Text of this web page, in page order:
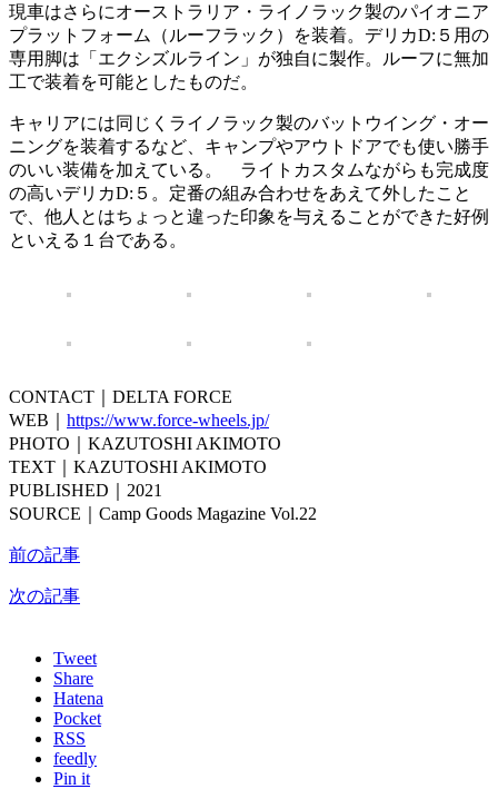
現車はさらにオーストラリア・ライノラック製のパイオニア
プラットフォーム（ルーフラック）を装着。デリカD:５用の
専用脚は「エクシズルライン」が独自に製作。ルーフに無加
工で装着を可能としたものだ。
キャリアには同じくライノラック製のバットウイング・オー
ニングを装着するなど、キャンプやアウトドアでも使い勝手
のいい装備を加えている。 ライトカスタムながらも完成度
の高いデリカD:５。定番の組み合わせをあえて外したこと
で、他人とはちょっと違った印象を与えることができた好例
といえる１台である。
CONTACT｜DELTA FORCE
WEB｜ https://www.force-wheels.jp/
PHOTO｜KAZUTOSHI AKIMOTO
TEXT｜KAZUTOSHI AKIMOTO
PUBLISHED｜2021
SOURCE｜Camp Goods Magazine Vol.22
前の記事
次の記事
Tweet
Share
Hatena
Pocket
RSS
feedly
Pin it